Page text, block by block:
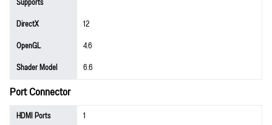
DirectX
12
OpenGL
4.6
Shader Model
6.6
Port Connector
HDMI Ports
1